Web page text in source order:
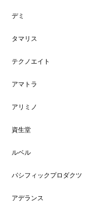
デミ
タマリス
テクノエイト
アマトラ
アリミノ
資生堂
ルベル
パシフィックプロダクツ
アデランス